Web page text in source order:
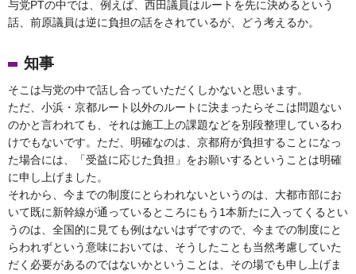
与党PTの中では、例えば、西田議員はルートを先に決めるという
話、前原議員は逆に負担の話をされているが、どう考えるか。
知事
そこは与党の中で話し合っていただくしかないと思います。
ただ、小浜・京都ルート以外のルートに決まったらそこは問題ない
のかと言われても、それは施工上の課題などを別段整理しているわ
けでもないです。ただ、明確なのは、京都府が負担することになっ
た場合には、「受益に応じた負担」をお願いするということは明確
に申し上げました。
それから、今までの制度にとらわれないというのは、大都市部にお
いて既に新幹線が通っているところにもう1本新たに入ってくるとい
うのは、全国的に見ても例はないはずですので、今までの制度にと
らわれずという意味においては、そうしたことも当然考慮していた
だく必要があるのではないかということは、その場でも申し上げま